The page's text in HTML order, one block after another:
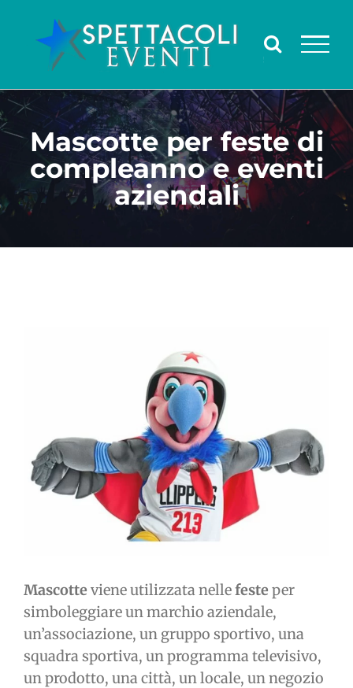
contenuto
Mascotte per feste di
compleanno e eventi
aziendali
Mascotte viene utilizzata nellefeste per
simboleggiare un marchio aziendale,
un’associazione, un gruppo sportivo, una
squadra sportiva, un programma televisivo,
un prodotto, una città, un locale, un negozio